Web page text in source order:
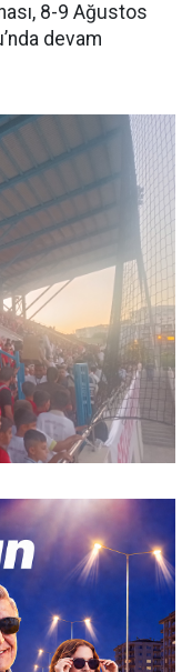
8-9 Ağustos
devam